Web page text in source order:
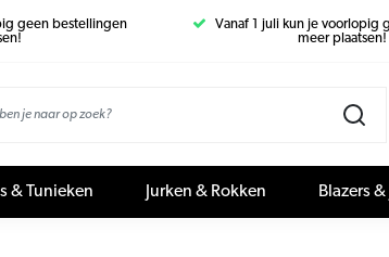
geen bestellingen
Vanaf 1 juli kun je voorlopig
meer plaatsen!
& Tunieken Jurken & Rokken Blazers &